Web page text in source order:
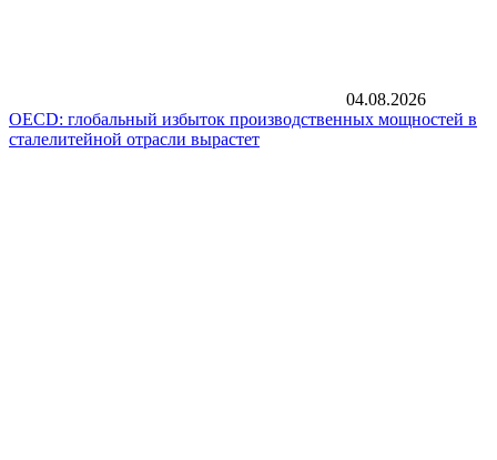
04.08.2026
OECD: глобальный избыток производственных мощностей в
сталелитейной отрасли вырастет